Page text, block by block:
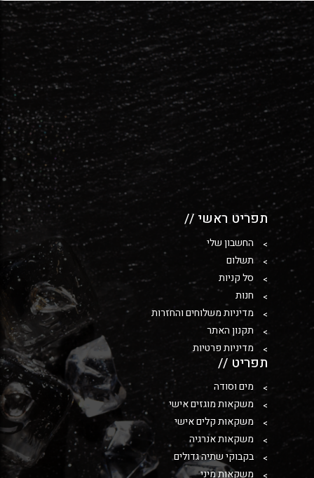
תפריט ראשי //
החשבון שלי
תשלום
סל קניות
חנות
מדיניות משלוחים והחזרות
תקנון האתר
מדיניות פרטיות
תפריט //
מים וסודה
משקאות מוגזים אישי
משקאות קלים אישי
משקאות אנרגיה
בקבוקי שתיה גדולים
משקאות מיני